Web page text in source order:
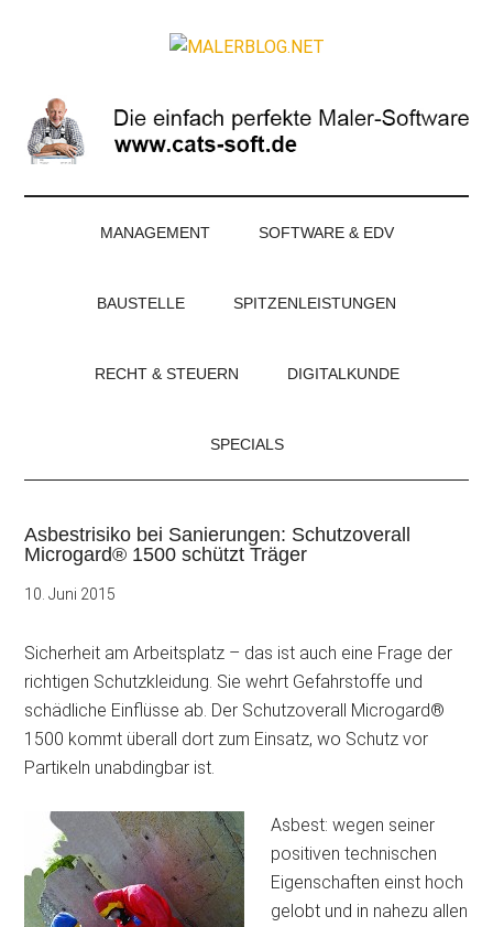
Magazin
für
Maler
und
MANAGEMENT SOFTWARE & EDV
BAUSTELLE SPITZENLEISTUNGEN
RECHT & STEUERN DIGITALKUNDE
SPECIALS
Asbestrisiko bei Sanierungen: Schutzoverall
Microgard® 1500 schützt Träger
10. Juni 2015
Sicherheit am Arbeitsplatz – das ist auch eine Frage der
richtigen Schutzkleidung. Sie wehrt Gefahrstoffe und
schädliche Einflüsse ab. Der Schutzoverall Microgard®
1500 kommt überall dort zum Einsatz, wo Schutz vor
Partikeln unabdingbar ist.
Asbest: wegen seiner
positiven technischen
Eigenschaften einst hoch
gelobt und in nahezu allen